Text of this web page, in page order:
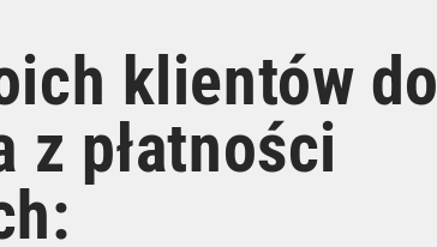
klientów do
z płatności